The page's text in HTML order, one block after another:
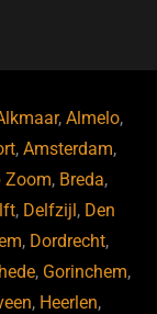
,Almelo,
,Amsterdam,
Zoom, Breda,
, Delfzijl , Den
, Dordrecht,
, Gorinchem,
, Heerlen,